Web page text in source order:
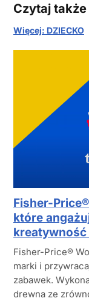
Czytaj także
Więcej: DZIECKO
Fisher-
które
kreatywność
Fisher-Price®
marki i
zabawek.
drewna ze